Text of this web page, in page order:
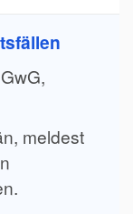
meldest